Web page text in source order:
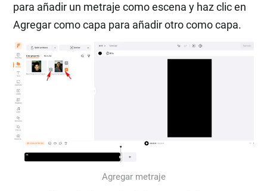
para añadir un metraje como escena y haz clic en
Agregar como capa para añadir otro como capa.
Agregar metraje